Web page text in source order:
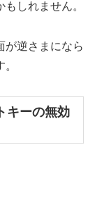
しれません。
が逆さまになら
キーの無効